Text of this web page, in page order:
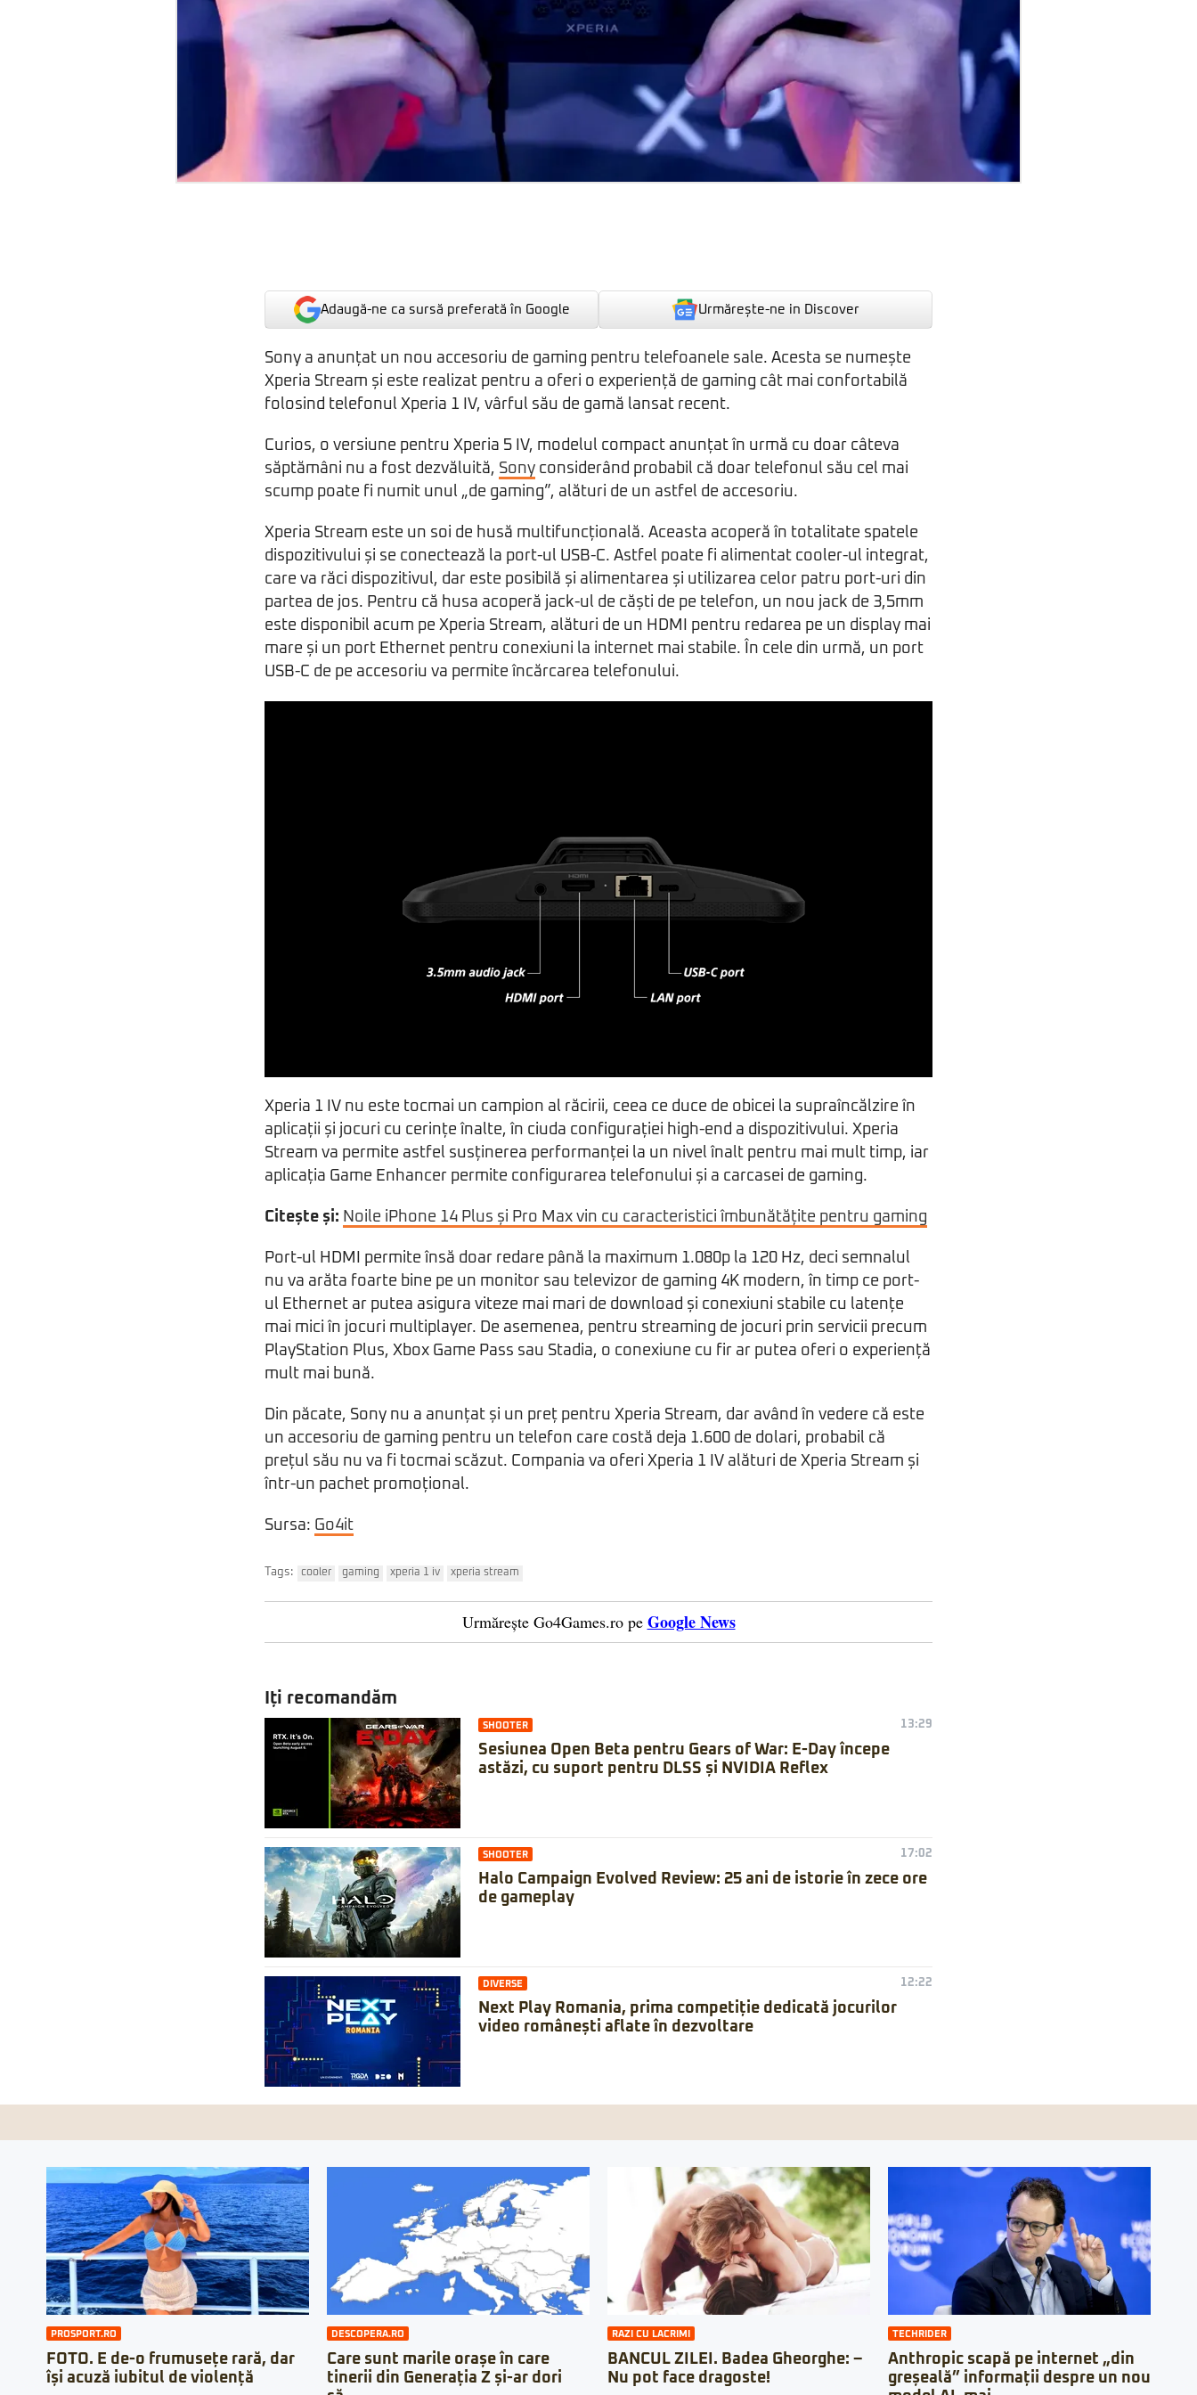
Adaugă-ne ca sursă preferată în Google Urmărește-ne in Discover
Sony a anunțat un nou accesoriu de gaming pentru telefoanele sale. Acesta se numește
Xperia Stream și este realizat pentru a oferi o experiență de gaming cât mai confortabilă
folosind telefonul Xperia 1 IV, vârful său de gamă lansat recent.
Curios, o versiune pentru Xperia 5 IV, modelul compact anunțat în urmă cu doar câteva
săptămâni nu a fost dezvăluită, Sony considerând probabil că doar telefonul său cel mai
scump poate fi numit unul „de gaming”, alături de un astfel de accesoriu.
Xperia Stream este un soi de husă multifuncțională. Aceasta acoperă în totalitate spatele
dispozitivului și se conectează la port-ul USB-C. Astfel poate fi alimentat cooler-ul integrat,
care va răci dispozitivul, dar este posibilă și alimentarea și utilizarea celor patru port-uri din
partea de jos. Pentru că husa acoperă jack-ul de căști de pe telefon, un nou jack de 3,5mm
este disponibil acum pe Xperia Stream, alături de un HDMI pentru redarea pe un display mai
mare și un port Ethernet pentru conexiuni la internet mai stabile. În cele din urmă, un port
USB-C de pe accesoriu va permite încărcarea telefonului.
Xperia 1 IV nu este tocmai un campion al răcirii, ceea ce duce de obicei la supraîncălzire în
aplicații și jocuri cu cerințe înalte, în ciuda configurației high-end a dispozitivului. Xperia
Stream va permite astfel susținerea performanței la un nivel înalt pentru mai mult timp, iar
aplicația Game Enhancer permite configurarea telefonului și a carcasei de gaming.
Citește și: Noile iPhone 14 Plus și Pro Max vin cu caracteristici îmbunătățite pentru gaming
Port-ul HDMI permite însă doar redare până la maximum 1.080p la 120 Hz, deci semnalul
nu va arăta foarte bine pe un monitor sau televizor de gaming 4K modern, în timp ce port-
ul Ethernet ar putea asigura viteze mai mari de download și conexiuni stabile cu latențe
mai mici în jocuri multiplayer. De asemenea, pentru streaming de jocuri prin servicii precum
PlayStation Plus, Xbox Game Pass sau Stadia, o conexiune cu fir ar putea oferi o experiență
mult mai bună.
Din păcate, Sony nu a anunțat și un preț pentru Xperia Stream, dar având în vedere că este
un accesoriu de gaming pentru un telefon care costă deja 1.600 de dolari, probabil că
prețul său nu va fi tocmai scăzut. Compania va oferi Xperia 1 IV alături de Xperia Stream și
într-un pachet promoțional.
Sursa: Go4it
Tags: cooler gaming xperia 1 iv xperia stream
Urmărește Go4Games.ro pe Google News
Iți recomandăm
SHOOTER 13:29
Sesiunea Open Beta pentru Gears of War: E-Day începe
astăzi, cu suport pentru DLSS și NVIDIA Reflex
SHOOTER 17:02
Halo Campaign Evolved Review: 25 ani de istorie în zece ore
de gameplay
DIVERSE 12:22
Next Play Romania, prima competiție dedicată jocurilor
video românești aflate în dezvoltare
PROSPORT.RO
FOTO. E de-o frumusețe rară, dar
își acuză iubitul de violență
DESCOPERA.RO
Care sunt marile orașe în care
tinerii din Generația Z și-ar dori
RAZI CU LACRIMI
BANCUL ZILEI. Badea Gheorghe: –
Nu pot face dragoste!
TECHRIDER
Anthropic scapă pe internet „din
greșeală” informații despre un nou